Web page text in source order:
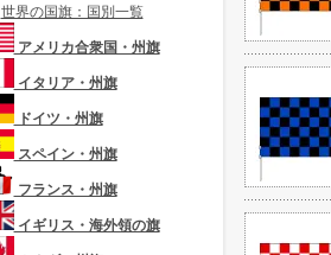
世界の国旗：国別一覧
アメリカ合衆国・州旗
イタリア・州旗
ドイツ・州旗
スペイン・州旗
フランス・州旗
イギリス・海外領の旗